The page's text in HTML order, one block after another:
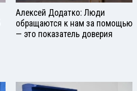
Алексей Додатко: Люди
обращаются к нам за помощью
— это показатель доверия